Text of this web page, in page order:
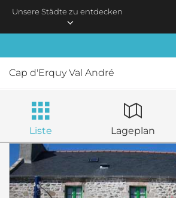
Skip to main content
Unsere Städte zu entdecken
Cap d'Erquy Val André
Liste Lageplan